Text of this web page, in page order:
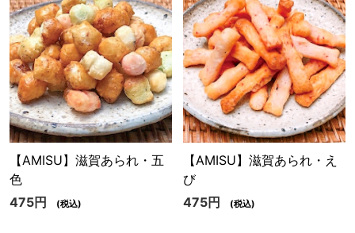
【AMISU】滋賀あられ・五
色
475円
(税込)
【AMISU】滋賀あられ・え
び
475円
(税込)